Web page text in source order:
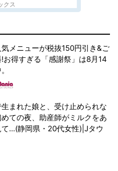
クス
気メニューが税抜150円引き&ご
お得すぎる「感謝祭」は8月14
生まれた娘と、受け止められな
ての夜、助産師がミルクをあ
...(静岡県・20代女性)|Jタウ